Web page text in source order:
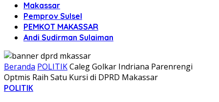
Makassar
Pemprov Sulsel
PEMKOT MAKASSAR
Andi Sudirman Sulaiman
Beranda POLITIKCaleg Golkar Indriana Parenrengi
Optmis Raih Satu Kursi di DPRD Makassar
POLITIK